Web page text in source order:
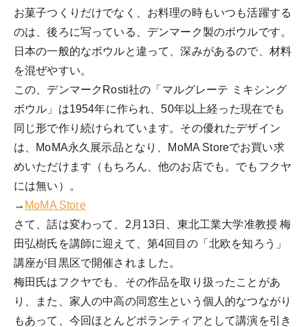
お菓子つくりだけでなく、お料理の時もいつも活躍する
のは、後ろに写っている、デンマーク製のボウルです。
日本の一般的なボウルと違って、深みがあるので、材料
を混ぜやすい。
この、デンマークRosti社の「マルグレーテ ミキシング
ボウル」は1954年に作られ、50年以上経った現在でも
同じ形で作り続けられています。その優れたデザイン
は、MoMA永久展示品となり、MoMA Storeでお買い求
めいただけます（もちろん、他のお店でも。でもフクヤ
には無い）。
→ MoMA Store
さて、話は変わって、2月13日、東北工業大学准教授 梅
田弘樹氏を講師に迎えて、第4回目の「北欧を知ろう」
講座が目黒区で開催されました。
梅田氏はフクヤでも、その作品を取り扱ったことがあ
り、また、家人の中高の同窓生という個人的なつながり
もあって、今回ほとんどボランティアとして講演を引き